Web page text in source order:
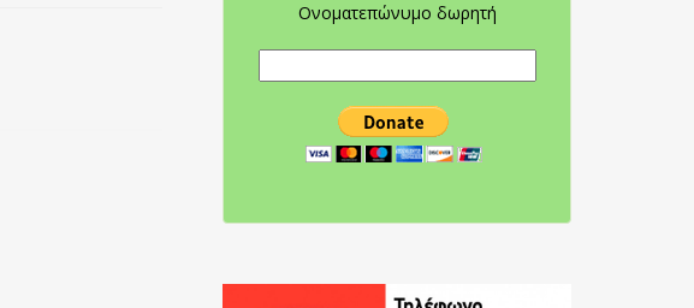
Ονοματεπώνυμο δωρητή